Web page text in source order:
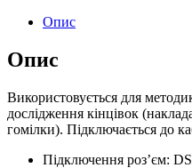
Опис
Опис
Використовується для
дослідження кінцівок
гомілки). Підключається до
Підключення роз’єм: